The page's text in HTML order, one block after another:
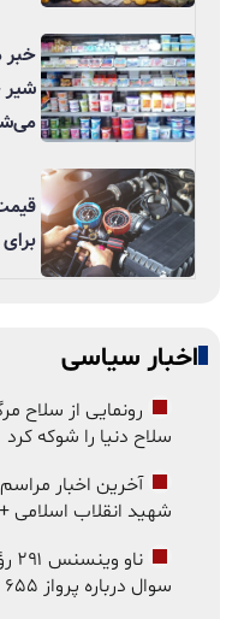
خبر
اخبار سیاسی
رونمایی از سلاح
سلاح دنیا را شوکه کرد
آخرین اخبار
شهید انقلاب
سوال درباره پرواز ۶۵۵